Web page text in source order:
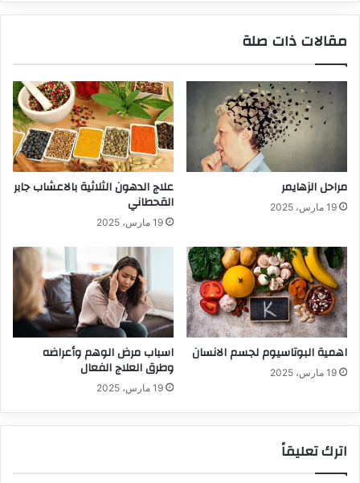
مقالات ذات صلة
مراحل الزهايمر
19 مارس، 2025
علاج الدهون الثلاثية بالاعشاب جابر
القحطاني
19 مارس، 2025
اهمية البوتاسيوم لجسم الانسان
19 مارس، 2025
اسباب مرض الوهم وأعراضه
وطرق العلاج الفعال
19 مارس، 2025
اترك تعليقاً